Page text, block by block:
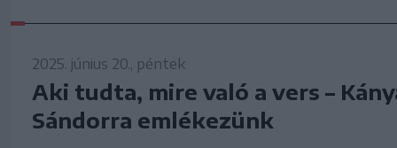
2025. június 20., péntek
Aki tudta, mire való a vers –
Sándorra emlékezünk